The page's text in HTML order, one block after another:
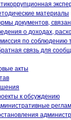
материалы
документов,
о доходах,
по соблюдению
связь для
акты
к обсуждению